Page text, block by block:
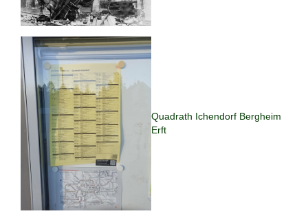
Quadrath Ichendorf Bergheim
Erft